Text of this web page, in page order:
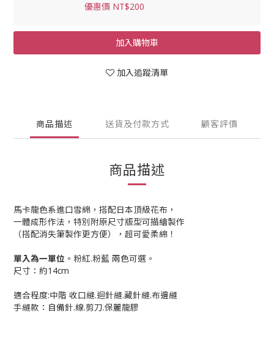
優惠價 NT$200
加入購物車
加入追蹤清單
商品描述 送貨及付款方式 顧客評價
商品描述
馬卡龍色系進口雪綿，搭配日本頂級花布，
一體成形作法，特別附原尺寸版型可描繪製作
（搭配消失筆製作更方便），超可愛柔綿！
單入為一單位 。粉紅.粉藍 兩色可選。
尺寸：約14cm
適合程度:中階 收口縫.迴針縫.藏針縫.布邊縫
手縫款：自備針.線.剪刀.保麗龍膠